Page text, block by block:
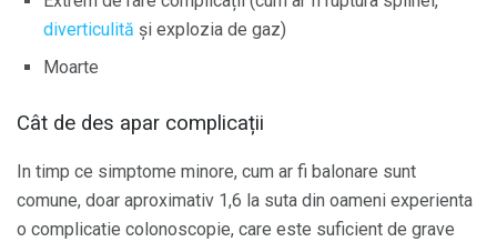
diverticulită și explozia de gaz)
Moarte
Cât de des apar complicații
In timp ce simptome minore, cum ar fi balonare sunt
comune, doar aproximativ 1,6 la suta din oameni experienta
o complicatie colonoscopie, care este suficient de grave